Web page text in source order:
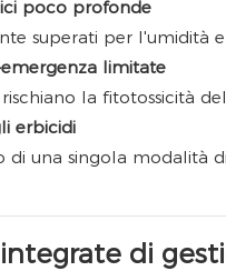
poco profonde
superati per l'umidità
limitate
la fitotossicità
erbicidi
di una singola modalità
di